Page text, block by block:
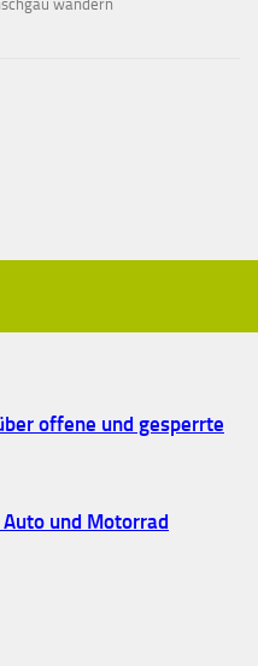
wandern
offene und gesperrte
und Motorrad